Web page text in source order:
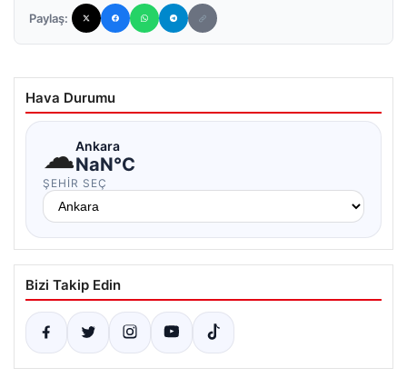
Paylaş:
Hava Durumu
☁Ankara
NaN°C
ŞEHIR SEÇ
Bizi Takip Edin